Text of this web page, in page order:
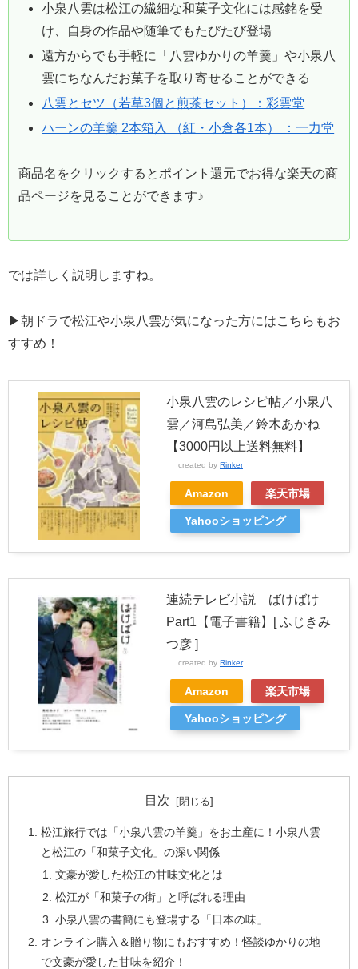
小泉八雲は松江の繊細な和菓子文化には感銘を受
け、自身の作品や随筆でもたびたび登場
遠方からでも手軽に「八雲ゆかりの羊羹」や小泉八
雲にちなんだお菓子を取り寄せることができる
八雲とセツ（若草3個と煎茶セット）：彩雲堂
ハーンの羊羹 2本箱入 （紅・小倉各1本） ：一力堂
商品名をクリックするとポイント還元でお得な楽天の商
品ページを見ることができます♪
では詳しく説明しますね。
▶朝ドラで松江や小泉八雲が気になった方にはこちらもお
すすめ！
小泉八雲のレシピ帖／小泉八
雲／河島弘美／鈴木あかね
【3000円以上送料無料】
created by Rinker
Amazon 楽天市場
Yahooショッピング
連続テレビ小説 ばけばけ
Part1【電子書籍】[ ふじきみ
つ彦 ]
created by Rinker
Amazon 楽天市場
Yahooショッピング
目次
松江旅行では「小泉八雲の羊羹」をお土産に！小泉八雲
と松江の「和菓子文化」の深い関係
文豪が愛した松江の甘味文化とは
松江が「和菓子の街」と呼ばれる理由
小泉八雲の書簡にも登場する「日本の味」
オンライン購入＆贈り物にもおすすめ！怪談ゆかりの地
で文豪が愛した甘味を紹介！